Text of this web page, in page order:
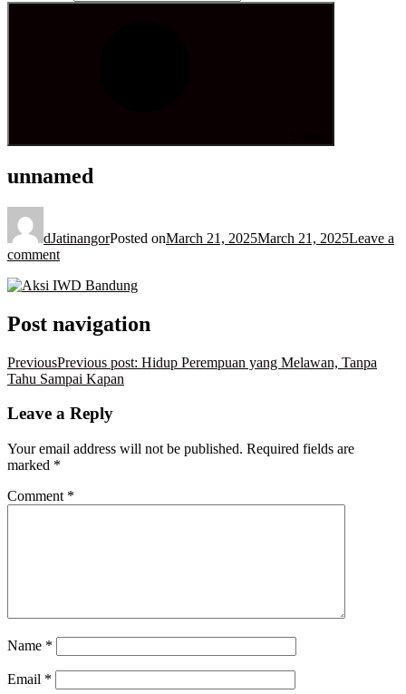
unnamed
dJatinangorPosted onMarch 21, 2025March 21, 2025Leave a
comment
Post navigation
PreviousPrevious post: Hidup Perempuan yang Melawan, Tanpa
Tahu Sampai Kapan
Leave a Reply
Your email address will not be published. Required fields are
marked *
Comment *
Name *
Email *